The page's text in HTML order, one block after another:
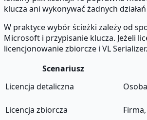
klucza ani wykonywać żadnych
W praktyce wybór ścieżki zależy od
Microsoft i przypisanie klucza. Jeżeli
licencjonowanie zbiorcze i VL Serializer.
Scenariusz
Licencja detaliczna
Licencja zbiorcza